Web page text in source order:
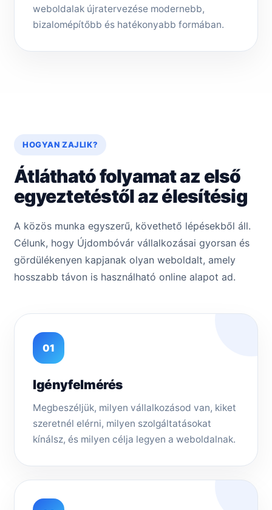
weboldalak újratervezése modernebb,
bizalomépítőbb és hatékonyabb formában.
HOGYAN ZAJLIK?
Átlátható folyamat az első
egyeztetéstől az élesítésig
A közös munka egyszerű, követhető lépésekből áll.
Célunk, hogy Újdombóvár vállalkozásai gyorsan és
gördülékenyen kapjanak olyan weboldalt, amely
hosszabb távon is használható online alapot ad.
01
Igényfelmérés
Megbeszéljük, milyen vállalkozásod van, kiket
szeretnél elérni, milyen szolgáltatásokat
kínálsz, és milyen célja legyen a weboldalnak.